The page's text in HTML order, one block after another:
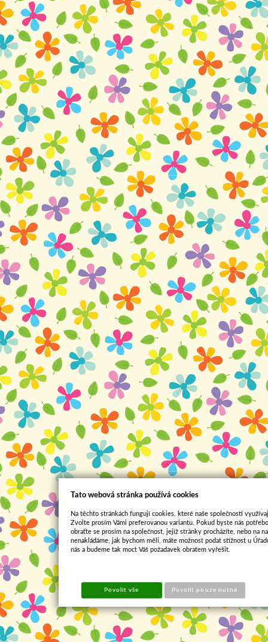
Tato webová stránka používá cookies
Na těchto stránkách fungují cookies, které naše společnosti
Zvolte prosím Vámi preferovanou variantu. Pokud byste nás
obraťte se prosím na společnost, jejíž stránky procházíte, nebo na
nenakládáme, jak bychom měli, máte možnost podat stížnost u
nás a budeme tak moct Váš požadavek obratem vyřešit.
Povolit vše Povolit pouze nutné